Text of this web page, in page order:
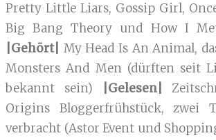
Pretty Little Liars, Gossip Girl,
Big Bang Theory und How I
|Gehört| My Head Is An Animal,
Monsters And Men (dürften seit
bekannt sein)
|Gelesen|
Origins Bloggerfrühstück, zwei
verbracht (Astor Event und